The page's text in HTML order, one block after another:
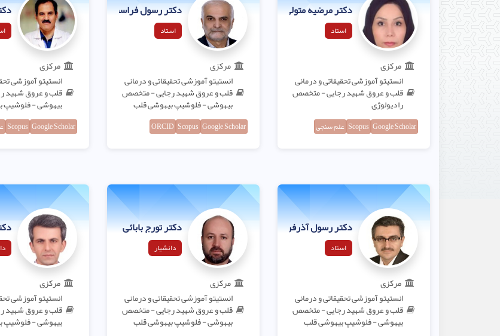
دکتر مرضیه متولی
استاد
مرکزی
انستیتو آموزشی تحقیقاتی و درمانی
قلب و عروق شهید رجایی - متخصص
رادیولوژی
Google Scholar
Scopus علم سنجی
دکتر رسول فراست کیش
استاد
مرکزی
انستیتو آموزشی تحقیقاتی و درمانی
قلب و عروق شهید رجایی - متخصص
بیهوشی - فلوشیپ بیهوشی قلب
Google Scholar
Scopus
ORCID
مرکزی
انستیتو آموزشی
قلب و عروق
بیهوشی - فلوشیپ
Google Scholar
Scopus
دکتر رسول آذرفرین
استاد
مرکزی
انستیتو آموزشی تحقیقاتی و درمانی
قلب و عروق شهید رجایی - متخصص
بیهوشی - فلوشیپ بیهوشی قلب
دکتر تورج بابائی
دانشیار
مرکزی
انستیتو آموزشی تحقیقاتی و درمانی
قلب و عروق شهید رجایی - متخصص
بیهوشی - فلوشیپ بیهوشی قلب
مرکزی
انستیتو آموزشی
قلب و عروق
بیهوشی - فلوشیپ